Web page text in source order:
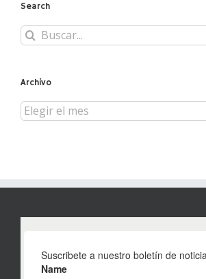
Search
Buscar:
Archivo
Archivo